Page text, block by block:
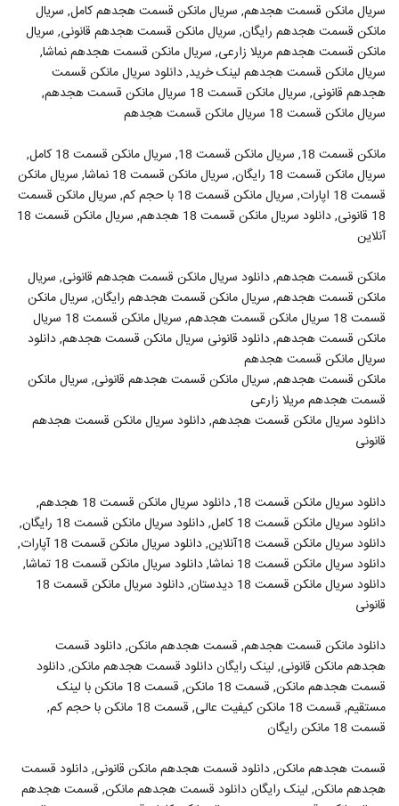
سریال مانکن قسمت هجدهم, سریال مانکن قسمت هجدهم کامل, سریال
مانکن قسمت هجدهم رایگان, سریال مانکن قسمت هجدهم قانونی, سریال
مانکن قسمت هجدهم مریلا زارعی, سریال مانکن قسمت هجدهم نماشا,
سریال مانکن قسمت هجدهم لینک خرید, دانلود سریال مانکن قسمت
هجدهم قانونی, سریال مانکن قسمت 18 سریال مانکن قسمت هجدهم,
سریال مانکن قسمت 18 سریال مانکن قسمت هجدهم
مانکن قسمت 18, سریال مانکن قسمت 18, سریال مانکن قسمت 18 کامل,
سریال مانکن قسمت 18 رایگان, سریال مانکن قسمت 18 نماشا, سریال مانکن
قسمت 18 اپارات, سریال مانکن قسمت 18 با حجم کم, سریال مانکن قسمت
18 قانونی, دانلود سریال مانکن قسمت 18 هجدهم, سریال مانکن قسمت 18
آنلاین
مانکن قسمت هجدهم, دانلود سریال مانکن قسمت هجدهم قانونی, سریال
مانکن قسمت هجدهم, سریال مانکن قسمت هجدهم رایگان, سریال مانکن
قسمت 18 سریال مانکن قسمت هجدهم, سریال مانکن قسمت 18 سریال
مانکن قسمت هجدهم, دانلود قانونی سریال مانکن قسمت هجدهم, دانلود
سریال مانکن قسمت هجدهم
مانکن قسمت هجدهم, سریال مانکن قسمت هجدهم قانونی, سریال مانکن
قسمت هجدهم مریلا زارعی
دانلود سریال مانکن قسمت هجدهم, دانلود سریال مانکن قسمت هجدهم
قانونی
دانلود سریال مانکن قسمت 18, دانلود سریال مانکن قسمت 18 هجدهم,
دانلود سریال مانکن قسمت 18 کامل, دانلود سریال مانکن قسمت 18 رایگان,
دانلود سریال مانکن قسمت 18آنلاین, دانلود سریال مانکن قسمت 18 آپارات,
دانلود سریال مانکن قسمت 18 نماشا, دانلود سریال مانکن قسمت 18 تماشا,
دانلود سریال مانکن قسمت 18 دیدستان, دانلود سریال مانکن قسمت 18
قانونی
دانلود مانکن قسمت هجدهم, قسمت هجدهم مانکن, دانلود قسمت
هجدهم مانکن قانونی, لینک رایگان دانلود قسمت هجدهم مانکن, دانلود
قسمت هجدهم مانکن, قسمت 18 مانکن, قسمت 18 مانکن با لینک
مستقیم, قسمت 18 مانکن کیفیت عالی, قسمت 18 مانکن با حجم کم,
قسمت 18 مانکن رایگان
قسمت هجدهم مانکن, دانلود قسمت هجدهم مانکن قانونی, دانلود قسمت
هجدهم مانکن, لینک رایگان دانلود قسمت هجدهم مانکن, قسمت هجدهم